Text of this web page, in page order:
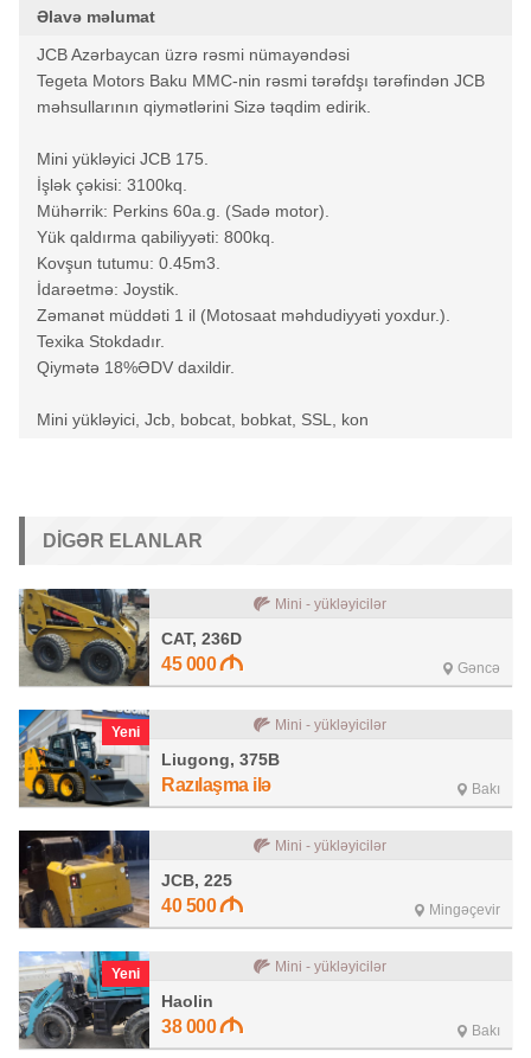
Əlavə məlumat
JCB Azərbaycan üzrə rəsmi nümayəndəsi
Tegeta Motors Baku MMC-nin rəsmi tərəfdşı tərəfindən JCB
məhsullarının qiymətlərini Sizə təqdim edirik.
Mini yükləyici JCB 175.
İşlək çəkisi: 3100kq.
Mühərrik: Perkins 60a.g. (Sadə motor).
Yük qaldırma qabiliyyəti: 800kq.
Kovşun tutumu: 0.45m3.
İdarəetmə: Joystik.
Zəmanət müddəti 1 il (Motosaat məhdudiyyəti yoxdur.).
Texika Stokdadır.
Qiymətə 18%ƏDV daxildir.
Mini yükləyici, Jcb, bobcat, bobkat, SSL, kon
DIGƏR ELANLAR
Mini - yükləyicilər
CAT, 236D
45 000 Gəncə
Yeni Mini - yükləyicilər
Liugong, 375B
Razılaşma ilə Bakı
Mini - yükləyicilər
JCB, 225
40 500 Mingəçevir
Yeni Mini - yükləyicilər
Haolin
38 000 Bakı